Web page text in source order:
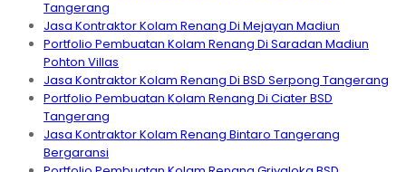
Tangerang
Jasa Kontraktor Kolam Renang Di Mejayan Madiun
Portfolio Pembuatan Kolam Renang Di Saradan Madiun
Pohton Villas
Jasa Kontraktor Kolam Renang Di BSD Serpong Tangerang
Portfolio Pembuatan Kolam Renang Di Ciater BSD
Tangerang
Jasa Kontraktor Kolam Renang Bintaro Tangerang
Bergaransi